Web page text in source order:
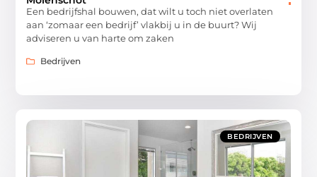
Een bedrijfshal bouwen, dat wilt u toch niet overlaten
aan ‘zomaar een bedrijf’ vlakbij u in de buurt? Wij
adviseren u van harte om zaken
Bedrijven
BEDRIJVEN